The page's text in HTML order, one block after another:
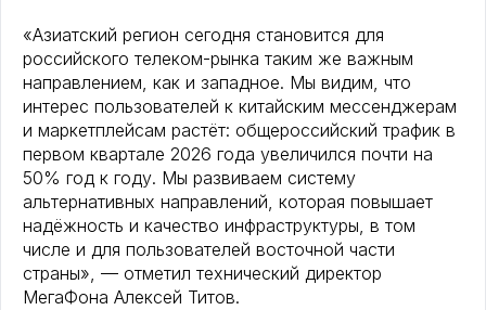
«Азиатский регион сегодня становится для
российского телеком-рынка таким же важным
направлением, как и западное. Мы видим, что
интерес пользователей к китайским мессенджерам
и маркетплейсам растёт: общероссийский трафик в
первом квартале 2026 года увеличился почти на
50% год к году. Мы развиваем систему
альтернативных направлений, которая повышает
надёжность и качество инфраструктуры, в том
числе и для пользователей восточной части
страны», — отметил технический директор
МегаФона Алексей Титов.